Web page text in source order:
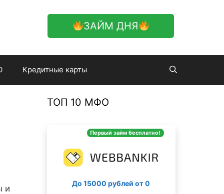
ЗАЙМ ДНЯ
Кредитные карты
и
ТОП 10 МФО
Первый займ бесплатно!
До 15000 рублей от 0